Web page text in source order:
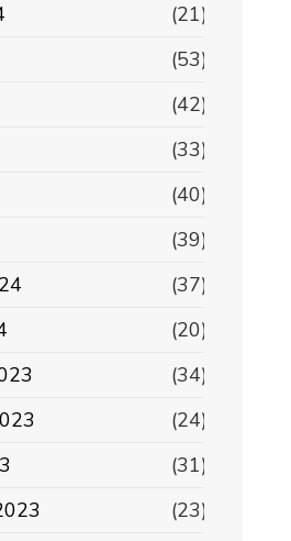
(21)
(53)
(42)
(33)
(40)
(39)
(37)
(20)
(34)
(24)
(31)
(23)